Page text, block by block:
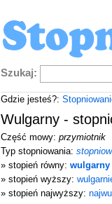
Szukaj:
Gdzie jesteś?:
Wulgarny -
Część mowy: przymiotnik
Typ stopniowania:
» stopień równy: wulgarny
» stopień wyższy:
» stopień najwyższy: